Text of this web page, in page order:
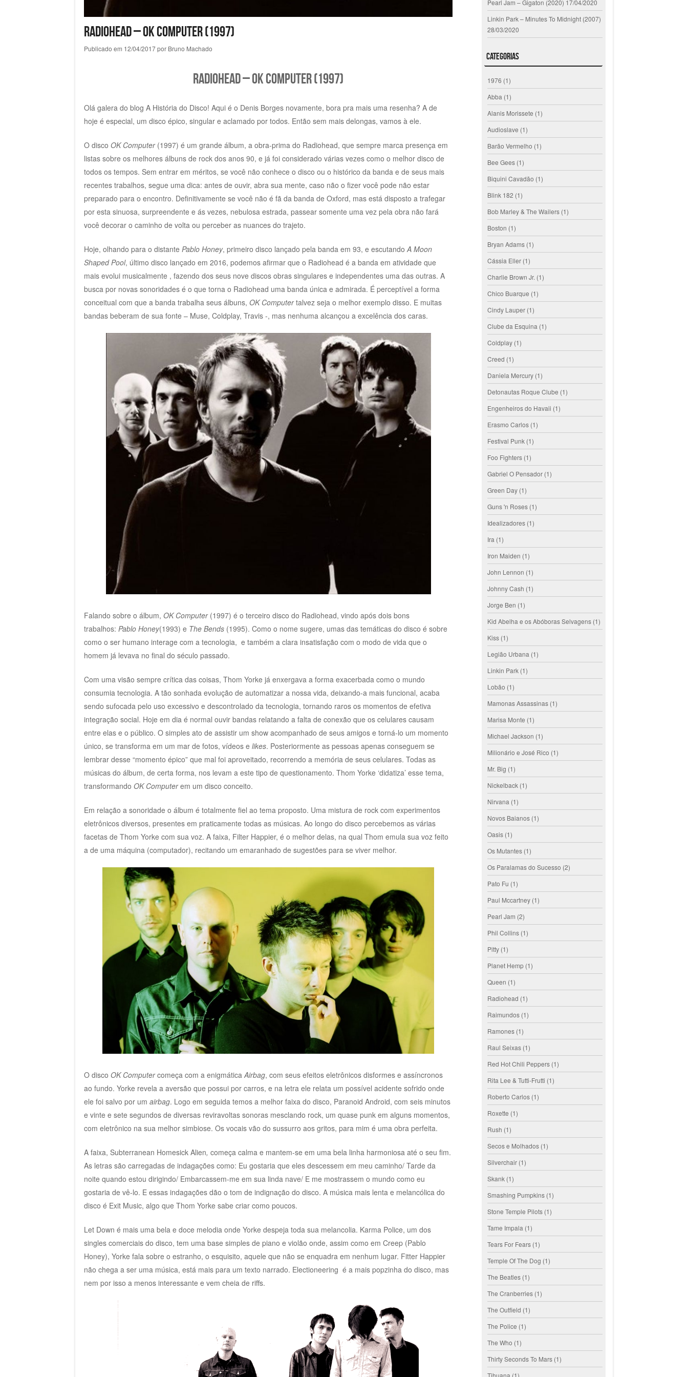
Radiohead – OK Computer (1997)
Publicado em 12/04/2017por Bruno Machado
Radiohead – OK Computer (1997)
Olá galera do blog A História do Disco! Aqui é o Denis Borges novamente, bora pra mais uma resenha? A de
hoje é especial, um disco épico, singular e aclamado por todos. Então sem mais delongas, vamos à ele.
O disco OK Computer(1997) é um grande álbum, a obra-prima do Radiohead, que sempre marca presença em
listas sobre os melhores álbuns de rock dos anos 90, e já foi considerado várias vezes como o melhor disco de
todos os tempos. Sem entrar em méritos, se você não conhece o disco ou o histórico da banda e de seus mais
recentes trabalhos, segue uma dica: antes de ouvir, abra sua mente, caso não o fizer você pode não estar
preparado para o encontro. Definitivamente se você não é fã da banda de Oxford, mas está disposto a trafegar
por esta sinuosa, surpreendente e ás vezes, nebulosa estrada, passear somente uma vez pela obra não fará
você decorar o caminho de volta ou perceber as nuances do trajeto.
Hoje, olhando para o distante Pablo Honey, primeiro disco lançado pela banda em 93, e escutandoA Moon
Shaped Pool, último disco lançado em 2016, podemos afirmar que o Radiohead é a banda em atividade que
mais evolui musicalmente , fazendo dos seus nove discos obras singulares e independentes uma das outras. A
busca por novas sonoridades é o que torna o Radiohead uma banda única e admirada. É perceptível a forma
conceitual com que a banda trabalha seus álbuns, OK Computertalvez seja o melhor exemplo disso. E muitas
bandas beberam de sua fonte – Muse, Coldplay, Travis -, mas nenhuma alcançou a excelência dos caras.
Falando sobre o álbum, OK Computer(1997) é o terceiro disco do Radiohead, vindo após dois bons
trabalhos: Pablo Honey(1993) e The Bends(1995). Como o nome sugere, umas das temáticas do disco é sobre
como o ser humano interage com a tecnologia, e também a clara insatisfação com o modo de vida que o
homem já levava no final do século passado.
Com uma visão sempre crítica das coisas, Thom Yorke já enxergava a forma exacerbada como o mundo
consumia tecnologia. A tão sonhada evolução de automatizar a nossa vida, deixando-a mais funcional, acaba
sendo sufocada pelo uso excessivo e descontrolado da tecnologia, tornando raros os momentos de efetiva
integração social. Hoje em dia é normal ouvir bandas relatando a falta de conexão que os celulares causam
entre elas e o público. O simples ato de assistir um show acompanhado de seus amigos e torná-lo um momento
único, se transforma em um mar de fotos, vídeos e likes. Posteriormente as pessoas apenas conseguem se
lembrar desse “momento épico” que mal foi aproveitado, recorrendo a memória de seus celulares. Todas as
músicas do álbum, de certa forma, nos levam a este tipo de questionamento. Thom Yorke ‘didatiza’ esse tema,
transformando OK Computerem um disco conceito.
Em relação a sonoridade o álbum é totalmente fiel ao tema proposto. Uma mistura de rock com experimentos
eletrônicos diversos, presentes em praticamente todas as músicas. Ao longo do disco percebemos as várias
facetas de Thom Yorke com sua voz. A faixa, Filter Happier, é o melhor delas, na qual Thom emula sua voz feito
a de uma máquina (computador), recitando um emaranhado de sugestões para se viver melhor.
O disco OK Computercomeça com a enigmáticaAirbag, com seus efeitos eletrônicos disformes e assíncronos
ao fundo. Yorke revela a aversão que possui por carros, e na letra ele relata um possível acidente sofrido onde
ele foi salvo por um airbag. Logo em seguida temos a melhor faixa do disco, Paranoid Android, com seis minutos
e vinte e sete segundos de diversas reviravoltas sonoras mesclando rock, um quase punk em alguns momentos,
com eletrônico na sua melhor simbiose. Os vocais vão do sussurro aos gritos, para mim é uma obra perfeita.
A faixa, Subterranean Homesick Alien, começa calma e mantem-se em uma bela linha harmoniosa até o seu fim.
As letras são carregadas de indagações como: Eu gostaria que eles descessem em meu caminho/ Tarde da
noite quando estou dirigindo/ Embarcassem-me em sua linda nave/ E me mostrassem o mundo como eu
gostaria de vê-lo. E essas indagações dão o tom de indignação do disco. A música mais lenta e melancólica do
disco é Exit Music, algo que Thom Yorke sabe criar como poucos.
Let Down é mais uma bela e doce melodia onde Yorke despeja toda sua melancolia. Karma Police, um dos
singles comerciais do disco, tem uma base simples de piano e violão onde, assim como em Creep (Pablo
Honey), Yorke fala sobre o estranho, o esquisito, aquele que não se enquadra em nenhum lugar. Fitter Happier
não chega a ser uma música, está mais para um texto narrado. Electioneering é a mais popzinha do disco, mas
nem por isso a menos interessante e vem cheia de riffs.
Pearl Jam – Gigaton (2020) 17/04/2020
Linkin Park – Minutes To Midnight (2007)
28/03/2020
Categorias
1976 (1)
Abba (1)
Alanis Morissete (1)
Audioslave (1)
Barão Vermelho (1)
Bee Gees (1)
Biquini Cavadão (1)
Blink 182 (1)
Bob Marley & The Wailers (1)
Boston (1)
Bryan Adams (1)
Cássia Eller (1)
Charlie Brown Jr. (1)
Chico Buarque (1)
Cindy Lauper (1)
Clube da Esquina (1)
Coldplay (1)
Creed (1)
Daniela Mercury (1)
Detonautas Roque Clube (1)
Engenheiros do Havaii (1)
Erasmo Carlos (1)
Festival Punk (1)
Foo Fighters (1)
Gabriel O Pensador (1)
Green Day (1)
Guns 'n Roses (1)
Idealizadores (1)
Ira (1)
Iron Maiden (1)
John Lennon (1)
Johnny Cash (1)
Jorge Ben (1)
Kid Abelha e os Abóboras Selvagens (1)
Kiss (1)
Legião Urbana (1)
Linkin Park (1)
Lobão (1)
Mamonas Assassinas (1)
Marisa Monte (1)
Michael Jackson (1)
Milionário e José Rico (1)
Mr. Big (1)
Nickelback (1)
Nirvana (1)
Novos Baianos (1)
Oasis (1)
Os Mutantes (1)
Os Paralamas do Sucesso (2)
Pato Fu (1)
Paul Mccartney (1)
Pearl Jam (2)
Phil Collins (1)
Pitty (1)
Planet Hemp (1)
Queen (1)
Radiohead (1)
Raimundos (1)
Ramones (1)
Raul Seixas (1)
Red Hot Chili Peppers (1)
Rita Lee & Tutti-Frutti (1)
Roberto Carlos (1)
Roxette (1)
Rush (1)
Secos e Molhados (1)
Silverchair (1)
Skank (1)
Smashing Pumpkins (1)
Stone Temple Pilots (1)
Tame Impala (1)
Tears For Fears (1)
Temple Of The Dog (1)
The Beatles (1)
The Cranberries (1)
The Outfield (1)
The Police (1)
The Who (1)
Thirty Seconds To Mars (1)
Tihuana (1)